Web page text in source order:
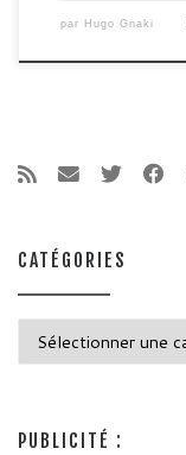
par Hugo Gnaki
CATÉGORIES
PUBLICITÉ :